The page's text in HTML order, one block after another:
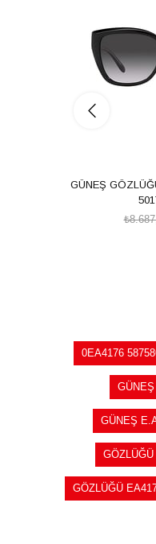
GÜNEŞ
0EA4176
GÜNEŞ
GÖZLÜĞÜ
GÖZLÜĞÜ